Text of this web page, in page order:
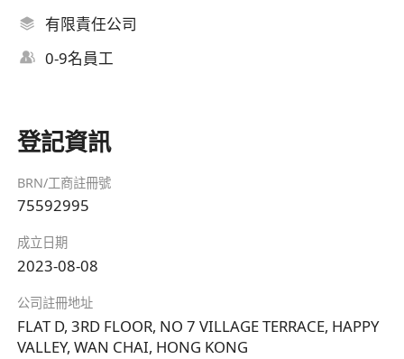
有限責任公司
0-9名員工
登記資訊
BRN/工商註冊號
75592995
成立日期
2023-08-08
公司註冊地址
FLAT D, 3RD FLOOR, NO 7 VILLAGE TERRACE, HAPPY
VALLEY, WAN CHAI, HONG KONG